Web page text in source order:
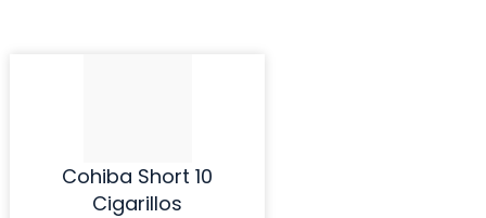
Cohiba Short 10
Cigarillos